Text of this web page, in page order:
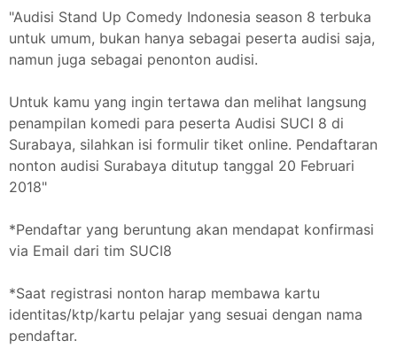
"Audisi Stand Up Comedy Indonesia season 8 terbuka
untuk umum, bukan hanya sebagai peserta audisi saja,
namun juga sebagai penonton audisi.
Untuk kamu yang ingin tertawa dan melihat langsung
penampilan komedi para peserta Audisi SUCI 8 di
Surabaya, silahkan isi formulir tiket online. Pendaftaran
nonton audisi Surabaya ditutup tanggal 20 Februari
2018"
*Pendaftar yang beruntung akan mendapat konfirmasi
via Email dari tim SUCI8
*Saat registrasi nonton harap membawa kartu
identitas/ktp/kartu pelajar yang sesuai dengan nama
pendaftar.